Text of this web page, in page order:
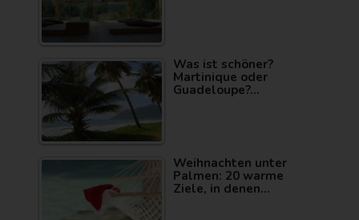
Was ist schöner?
Martinique oder
Guadeloupe?…
Weihnachten unter
Palmen: 20 warme
Ziele, in denen…